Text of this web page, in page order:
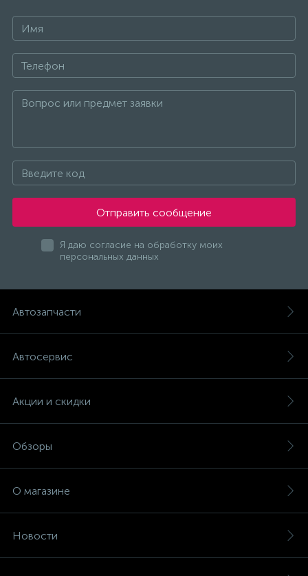
Отправить сообщение
Я даю согласие на обработку моих
персональных данных
Автозапчасти
Автосервис
Акции и скидки
Обзоры
О магазине
Новости